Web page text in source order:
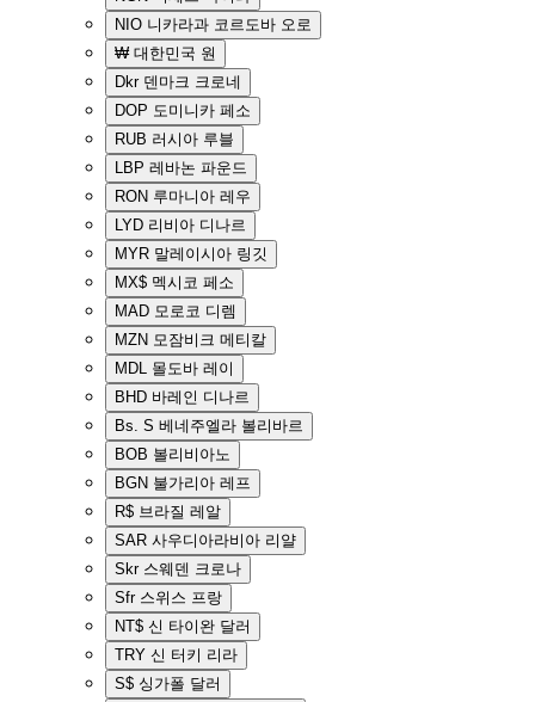
NIO 니카라과 코르도바 오로
₩ 대한민국 원
Dkr 덴마크 크로네
DOP 도미니카 페소
RUB 러시아 루블
LBP 레바논 파운드
RON 루마니아 레우
LYD 리비아 디나르
MYR 말레이시아 링깃
MX$ 멕시코 페소
MAD 모로코 디렘
MZN 모잠비크 메티칼
MDL 몰도바 레이
BHD 바레인 디나르
Bs. S 베네주엘라 볼리바르
BOB 볼리비아노
BGN 불가리아 레프
R$ 브라질 레알
SAR 사우디아라비아 리얄
Skr 스웨덴 크로나
Sfr 스위스 프랑
NT$ 신 타이완 달러
TRY 신 터키 리라
S$ 싱가폴 달러